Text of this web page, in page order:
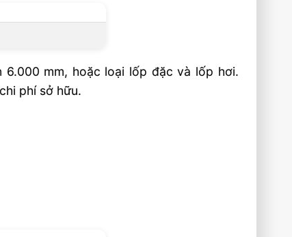
mm, hoặc loại lốp đặc và lốp hơi.
phí sở hữu.